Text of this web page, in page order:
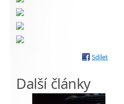
Sdílet
Další články